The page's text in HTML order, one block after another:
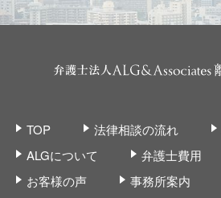
TOP 法律相談の流れ
ALGについて
弁護士費用
お客様の声
事務所案内